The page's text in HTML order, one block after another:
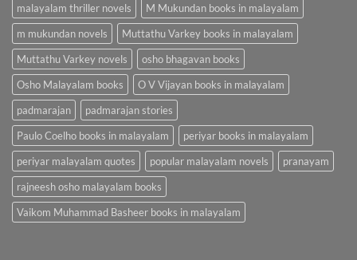
malayalam thriller novels
M Mukundan books in malayalam
m mukundan novels
Muttathu Varkey books in malayalam
Muttathu Varkey novels
osho bhagavan books
Osho Malayalam books
O V Vijayan books in malayalam
padmarajan
padmarajan stories
Paulo Coelho books in malayalam
periyar books in malayalam
periyar malayalam quotes
popular malayalam novels
pranayam
rajneesh osho malayalam books
Vaikom Muhammad Basheer books in malayalam